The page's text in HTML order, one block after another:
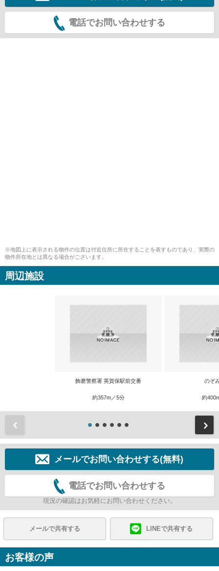
電話でお問い合わせする
※地図上に表示される物件の位置は付近住所に所在することを表すものであり、実際の
物件所在地とは異なる場合がございます。
周辺施設
飾磨警察署 英賀保駅前交番
約357m／5分
のぞ
約
メールでお問い合わせする(無料)
電話でお問い合わせする
現況の確認はお気軽にお問い合わせください。
メールで共有する LINEで共有する
お客様の声